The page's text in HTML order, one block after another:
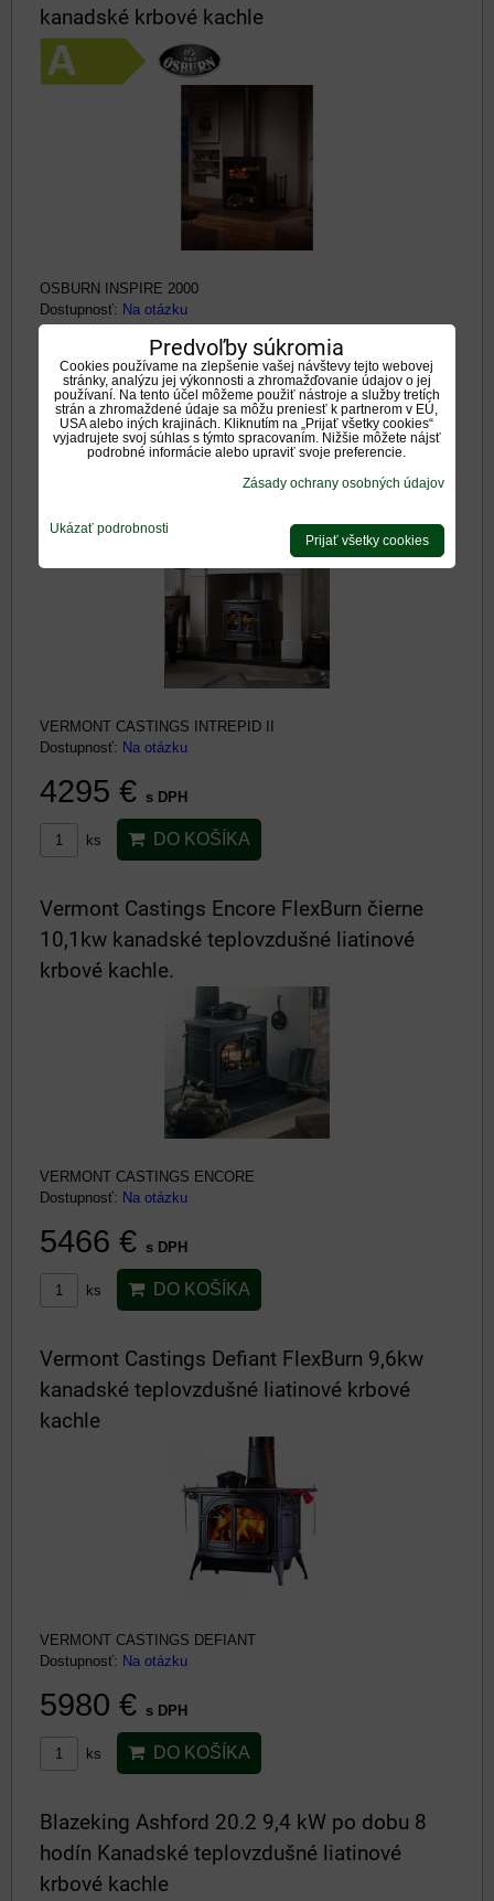
kanadské krbové kachle
OSBURN INSPIRE 2000
Dostupnosť: Na otázku
4133 € s DPH
ks DO KOŠÍKA
Vermont Castings Intrepid II čierne 6,2kw
kachle
VERMONT CASTINGS INTREPID II
Dostupnosť: Na otázku
4295 € s DPH
ks DO KOŠÍKA
Vermont Castings Encore FlexBurn čierne
10,1kw kanadské teplovzdušné liatinové
krbové kachle.
VERMONT CASTINGS ENCORE
Dostupnosť: Na otázku
5466 € s DPH
ks DO KOŠÍKA
Vermont Castings Defiant FlexBurn 9,6kw
kanadské teplovzdušné liatinové krbové
kachle
VERMONT CASTINGS DEFIANT
Dostupnosť: Na otázku
5980 € s DPH
ks DO KOŠÍKA
Blazeking Ashford 20.2 9,4 kW po dobu 8
hodín Kanadské teplovzdušné liatinové
krbové kachle
Predvoľby súkromia
Cookies používame na zlepšenie vašej návštevy tejto webovej
stránky, analýzu jej výkonnosti a zhromažďovanie údajov o jej
používaní. Na tento účel môžeme použiť nástroje a služby tretích
strán a zhromaždené údaje sa môžu preniesť k partnerom v EÚ,
USA alebo iných krajinách. Kliknutím na „Prijať všetky cookies“
vyjadrujete svoj súhlas s týmto spracovaním. Nižšie môžete nájsť
podrobné informácie alebo upraviť svoje preferencie.
Zásady ochrany osobných údajov
Ukázať podrobnosti
Prijať všetky cookies